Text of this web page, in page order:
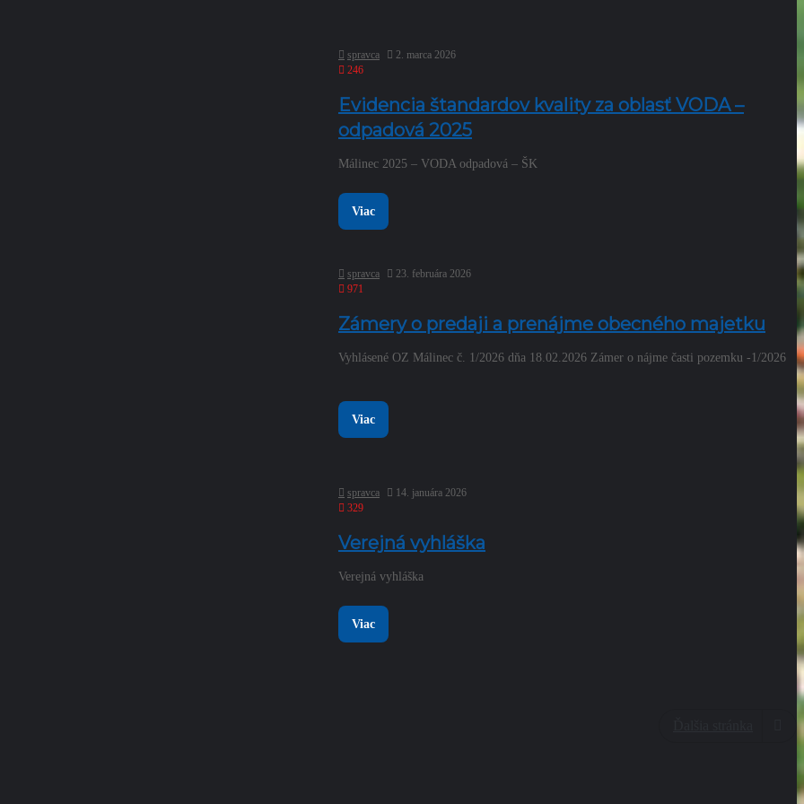
spravca
2. marca 2026
246
Evidencia štandardov kvality za oblasť VODA –
odpadová 2025
Málinec 2025 – VODA odpadová – ŠK
Viac
spravca
23. februára 2026
971
Zámery o predaji a prenájme obecného majetku
Vyhlásené OZ Málinec č. 1/2026 dňa 18.02.2026 Zámer o nájme časti pozemku -1/2026
Viac
spravca
14. januára 2026
329
Verejná vyhláška
Verejná vyhláška
Viac